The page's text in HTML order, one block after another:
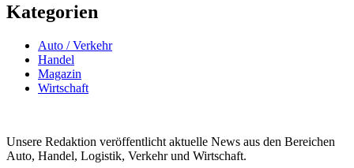
Kategorien
Auto / Verkehr
Handel
Magazin
Wirtschaft
Unsere Redaktion veröffentlicht aktuelle News aus den Bereichen
Auto, Handel, Logistik, Verkehr und Wirtschaft.